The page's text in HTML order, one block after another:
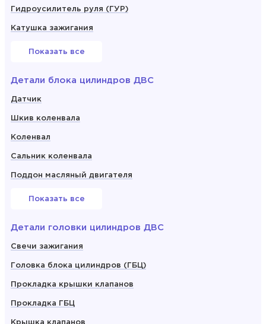
Гидроусилитель руля (ГУР)
Катушка зажигания
Показать все
Детали блока цилиндров ДВС
Датчик
Шкив коленвала
Коленвал
Сальник коленвала
Поддон масляный двигателя
Показать все
Детали головки цилиндров ДВС
Свечи зажигания
Головка блока цилиндров (ГБЦ)
Прокладка крышки клапанов
Прокладка ГБЦ
Крышка клапанов